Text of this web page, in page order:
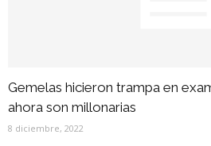
Gemelas hicieron trampa en
ahora son millonarias
8 diciembre, 2022